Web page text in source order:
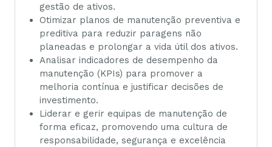
gestão de ativos.
Otimizar planos de manutenção preventiva e
preditiva para reduzir paragens não
planeadas e prolongar a vida útil dos ativos.
Analisar indicadores de desempenho da
manutenção (KPIs) para promover a
melhoria contínua e justificar decisões de
investimento.
Liderar e gerir equipas de manutenção de
forma eficaz, promovendo uma cultura de
responsabilidade, segurança e excelência